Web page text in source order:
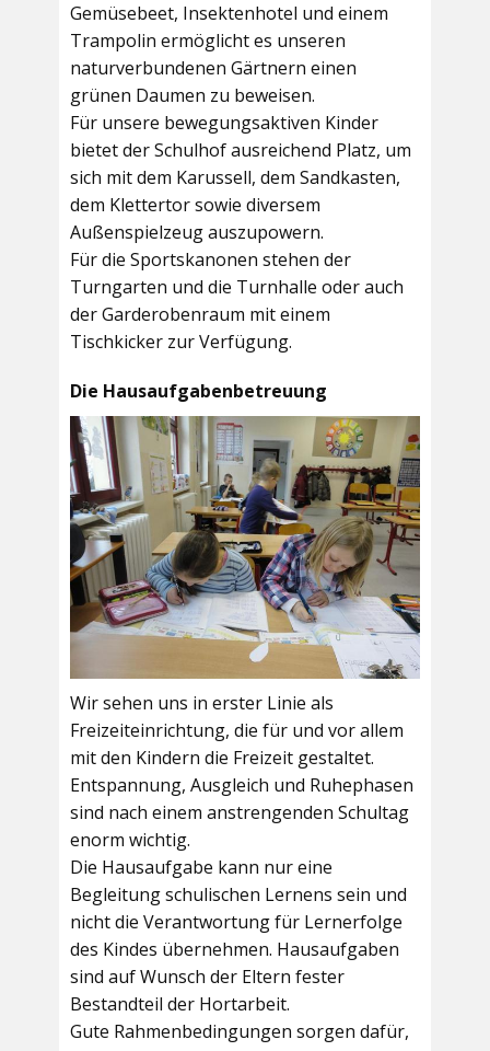
Gemüsebeet, Insektenhotel und einem
Trampolin ermöglicht es unseren
naturverbundenen Gärtnern einen
grünen Daumen zu beweisen.
Für unsere bewegungsaktiven Kinder
bietet derSchulhofausreichend Platz, um
sich mit dem Karussell, dem Sandkasten,
dem Klettertor sowie diversem
Außenspielzeug auszupowern.
Für die Sportskanonen stehen der
Turngarten und die Turnhalle oder auch
derGarderobenraum mit einem
Tischkicker zur Verfügung.
Die Hausaufgabenbetreuung
Wir sehen uns in erster Linie als
Freizeiteinrichtung, die für und vor allem
mit den Kindern die Freizeit gestaltet.
Entspannung, Ausgleich und Ruhephasen
sind nach einem anstrengenden Schultag
enorm wichtig.
Die Hausaufgabe kann nur eine
Begleitung schulischen Lernens sein und
nicht die Verantwortung für Lernerfolge
des Kindes übernehmen. Hausaufgaben
sind auf Wunsch der Eltern fester
Bestandteil der Hortarbeit.
Gute Rahmenbedingungen sorgen dafür,